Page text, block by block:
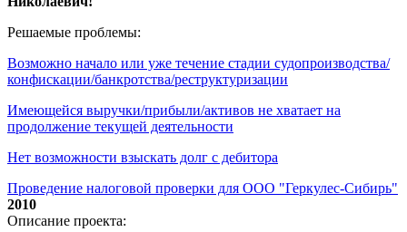
Решаемые проблемы:
Возможно начало или уже течение стадии судопроизводства/
конфискации/банкротства/реструктуризации
Имеющейся выручки/прибыли/активов не хватает на
продолжение текущей деятельности
Нет возможности взыскать долг с дебитора
Проведение налоговой проверки для ООО "Геркулес-Сибирь"
2010
Описание проекта: